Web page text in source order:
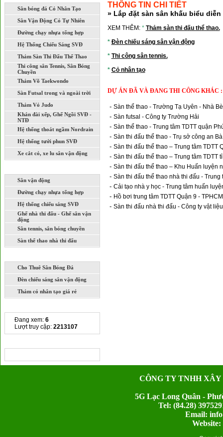
Sân bóng đá Cỏ Nhân Tạo
Sân Vận Động Cỏ Tự Nhiên
Đường chạy nhựa tổng hợp
Hệ Thống Chiếu Sáng SVĐ
Thảm Sàn Thi Đấu Thể Thao
Thi công sân Tennis, Sân Bóng
Chuyền
Thảm Võ Taekwondo
Sàn Futsal trong và ngoài trời
Thảm Vỏ Judo
Khán đài xếp, Ghế Ngồi SVĐ -
NTĐ
Hệ thống thoát ngầm Nordrain
Hệ thống tưới phun SVĐ
Xe cắt cỏ, xe lu sân vận động
Sân vận động
Đường chạy nhựa tổng hợp
Hệ thống chiếu sáng SVĐ
Ghế nhà thi đấu - Ghế sân vận
động
Sân tennis, sân bóng chuyền
Sàn thể thao nhà thi đấu
Cho Thuê Sân Bóng Đá
Đèn chiếu sáng sân vận động
Thảm cỏ nhân tạo giá rẻ
Đang xem: 6
Lượt truy cập: 2213107
THÔNG TIN CHI TIẾT
» Lắp đặt sàn sân khấu biểu
XEM THÊM: * Thảm sàn thi đấu thể thao.
* Đèn chiếu sáng sân vận động
* Thi công sân tennis.
* Cỏ nhân tạo
DỰ ÁN ĐÃ VÀ ĐANG THI CÔNG KHÁC :
- Sàn thể thao - Trường Tạ Uyên - Nhà
- Sàn futsal - Công ty Trường Hải
- Sàn thể thao - Trung tâm TDTT quận
- Sàn thi đấu thể thao - Trụ sở công an
- Sàn thi đấu thể thao – Trung tâm TDTT
- Sàn thi đấu thể thao – Trung tâm TDTT
- Sàn thi đấu thể thao – Khu Huấn luyện
- Sàn thi đấu thể thao nhà thi đấu - Trung
- Cải tạo nhà y học - Trung tâm huấn
- Hồ bơi trung tâm TDTT Quận 9 - TPHCM
- Sàn thi đấu nhà thi đấu - Công ty vật
CÔNG TY TNHH
5G Lạc Long Quân -
Tel: (84.28)
Email: